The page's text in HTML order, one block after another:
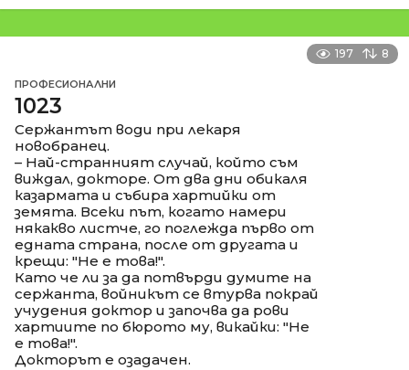
197 8
ПРОФЕСИОНАЛНИ
1023
Сержантът води при лекаря
новобранец.
– Най-странният случай, който съм
виждал, докторе. От два дни обикаля
казармата и събира хартийки от
земята. Всеки път, когато намери
някакво листче, го поглежда първо от
едната страна, после от другата и
крещи: "Не е това!".
Като че ли за да потвърди думите на
сержанта, войникът се втурва покрай
учудения доктор и започва да рови
хартиите по бюрото му, викайки: "Не
е това!".
Докторът е озадачен.